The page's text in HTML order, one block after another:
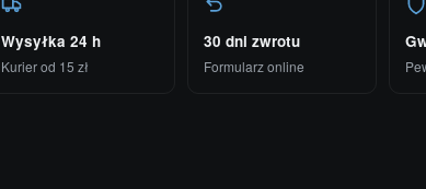
Wysyłka 24 h
Kurier od 15 zł
30 dni zwrotu
Formularz online